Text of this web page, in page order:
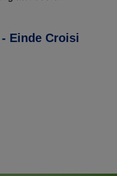
Einde Croisi